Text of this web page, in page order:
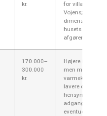
kr.
for villaer
Vojens;
dimensionering
husets
afgørende.
170.000–
300.000
kr.
Højere
men meget
varmekomfort
lavere drift over
hensyn til have,
adgang og
eventuelle